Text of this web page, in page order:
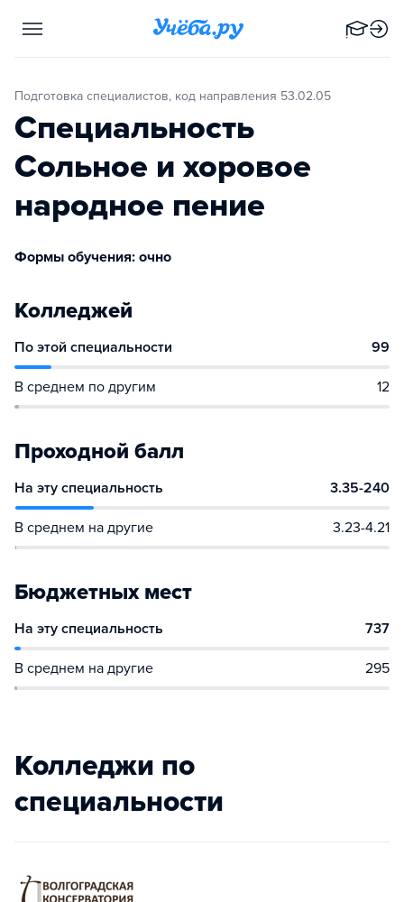
Подготовка специалистов, код направления 53.02.05
Специальность
Сольное и хоровое
народное пение
Формы обучения: очно
Колледжей
По этой специальности 99
В среднем по другим 12
Проходной балл
На эту специальность 3.35-240
В среднем на другие 3.23-4.21
Бюджетных мест
На эту специальность 737
В среднем на другие 295
Колледжи по
специальности